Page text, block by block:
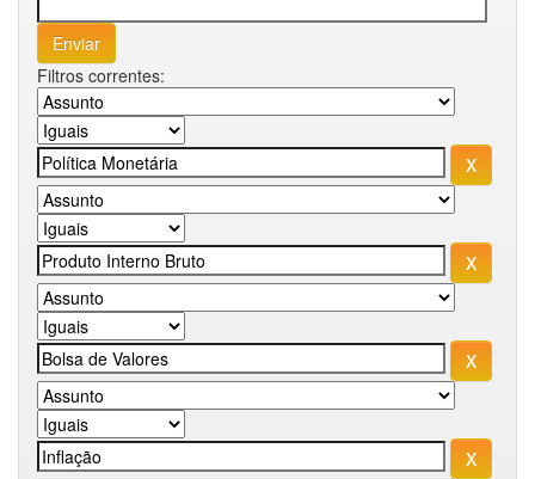
Filtros correntes: